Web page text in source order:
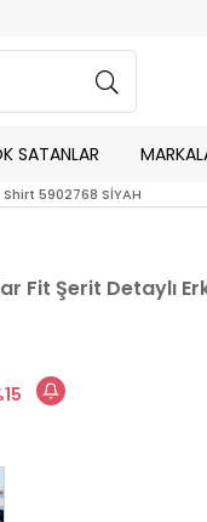
SATANLAR
5902768 SİYAH
Fit Şerit Detaylı
15